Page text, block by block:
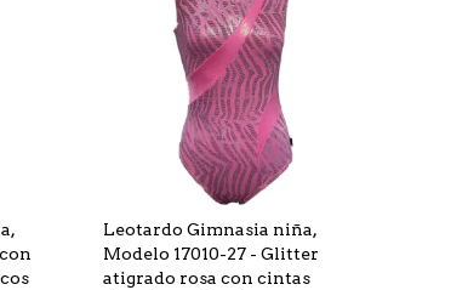
Leotardo Gimnasia niña,
Modelo 17010-27 - Glitter
atigrado rosa con cintas